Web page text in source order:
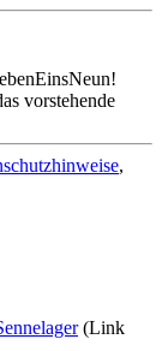
vorstehende
,
(Link